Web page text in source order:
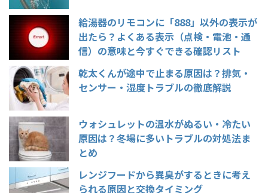
給湯器のリモコンに「888」以外の表示が
出たら？よくある表示（点検・電池・通
信）の意味と今すぐできる確認リスト
乾太くんが途中で止まる原因は？排気・
センサー・湿度トラブルの徹底解説
ウォシュレットの温水がぬるい・冷たい
原因は？冬場に多いトラブルの対処法ま
とめ
レンジフードから異臭がするときに考え
られる原因と交換タイミング